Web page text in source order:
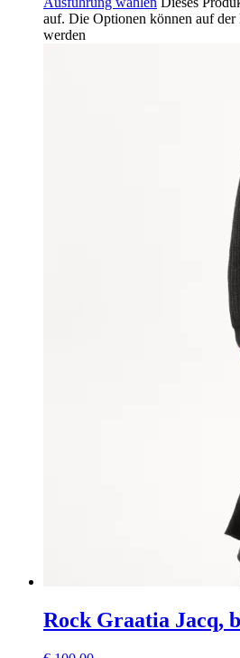
auf. Die Optionen können auf der
werden
Rock Graatia Jacq,